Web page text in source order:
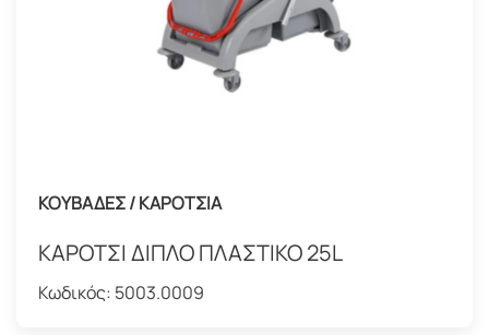
ΚΟΥΒΑΔΕΣ / ΚΑΡΟΤΣΙΑ
ΚΑΡΟΤΣΙ ΔΙΠΛΟ ΠΛΑΣΤΙΚΟ 25L
Κωδικός: 5003.0009